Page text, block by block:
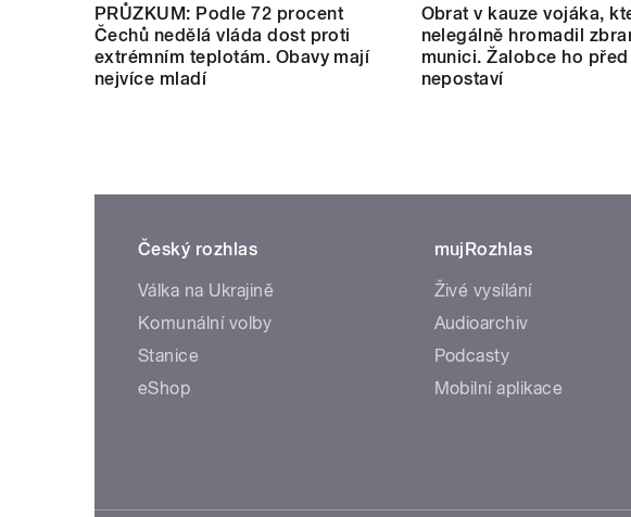
PRŮZKUM: Podle 72 procent
Čechů nedělá vláda dost proti
extrémním teplotám. Obavy mají
nejvíce mladí
Obrat v kauze vojáka,
nelegálně hromadil
munici. Žalobce ho před
nepostaví
Český rozhlas
Válka na Ukrajině
Komunální volby
Stanice
eShop
mujRozhlas
Živé vysílání
Audioarchiv
Podcasty
Mobilní aplikace